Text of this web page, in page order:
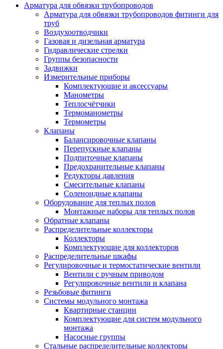
Арматура для обвязки трубопроводов
Арматура для обвязки трубопроводов фитинги для
труб
Воздухоотводчики
Газовая и дизельная арматура
Гидравлические стрелки
Группы безопасности
Задвижки
Измерительные приборы
Комплектующие и аксессуары
Манометры
Теплосчётчики
Термоманометры
Термометры
Клапаны
Балансировочные клапаны
Перепускные клапаны
Подпиточные клапаны
Предохранительные клапаны
Редукторы давления
Смесительные клапаны
Соленоидные клапаны
Оборудование для теплых полов
Монтажные наборы для теплых полов
Обратные клапаны
Распределительные коллекторы
Коллекторы
Комплектующие для коллекторов
Распределительные шкафы
Регулировочные и термостатические вентили
Вентили с ручным приводом
Регулировочные вентили и клапана
Резьбовые фитинги
Системы модульного монтажа
Квартирные станции
Комплектующие для систем модульного
монтажа
Насосные группы
Стальные распределительные коллекторы